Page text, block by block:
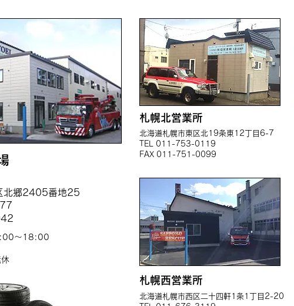
北郷2405番地25
～18:00
休
札幌北営業所
北海道札幌市東区北19条東12丁目6-7
TEL 011-753-0119
FAX 011-751-0099
札幌西営業所
北海道札幌市西区二十四軒1条1丁目2-20